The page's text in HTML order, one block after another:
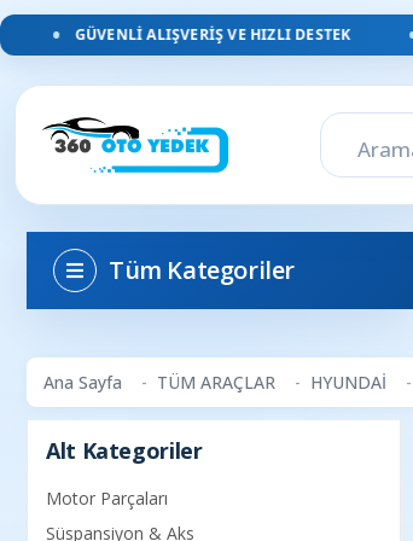
GÜVENLI ALIŞVERIŞ VE HIZLI DESTEK
Tüm Kategoriler
Ana Sayfa TÜM ARAÇLAR HYUNDAİ
Alt Kategoriler
Motor Parçaları
Süspansiyon & Aks